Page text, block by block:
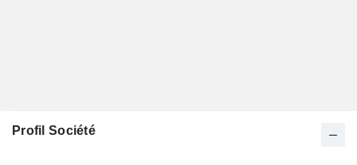
Profil Société